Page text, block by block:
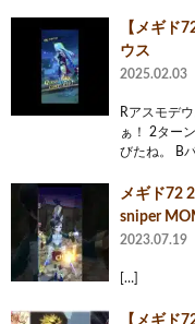
【メギド
ウス
2025.02.03
Rアスモデ
ぁ！ 2ター
びたね。 B
メギド72
sniper
2023.07.19
[…]
【メギド